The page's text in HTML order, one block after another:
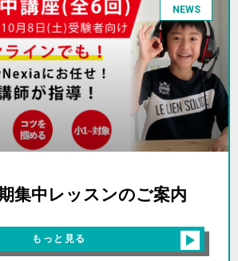
NEWS
集中レッスンのご案内
もっと見る